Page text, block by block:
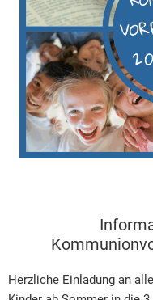
Herzliche Einladung an